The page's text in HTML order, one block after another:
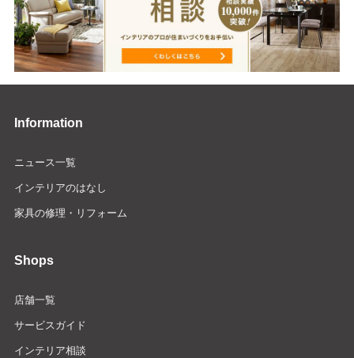
Information
ニュース一覧
インテリアのはなし
家具の修理・リフォーム
Shops
店舗一覧
サービスガイド
インテリア相談